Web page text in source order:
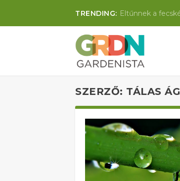
TRENDING: Eltűnnek a
SZERZŐ: TÁLAS